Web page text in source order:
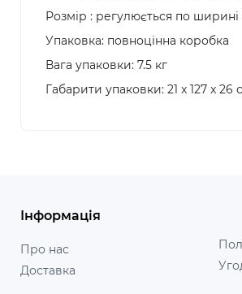
Розмір : регулюється по
Упаковка: повноцінна коробка
Вага упаковки: 7.5 кг
Габарити упаковки: 21 x 127 x 26
Інформація
Про нас
Доставка